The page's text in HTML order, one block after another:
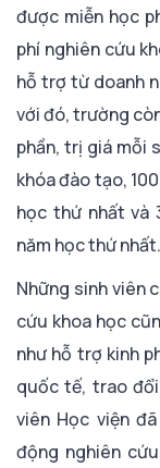
được miễn học
phí nghiên cứu
hỗ trợ từ doanh
với đó, trường
phần, trị giá mỗi
khóa đào tạo,
học thứ nhất và
năm học thứ nhất.
Những sinh viên
cứu khoa học
như hỗ trợ kinh
quốc tế, trao
viên Học viện
động nghiên